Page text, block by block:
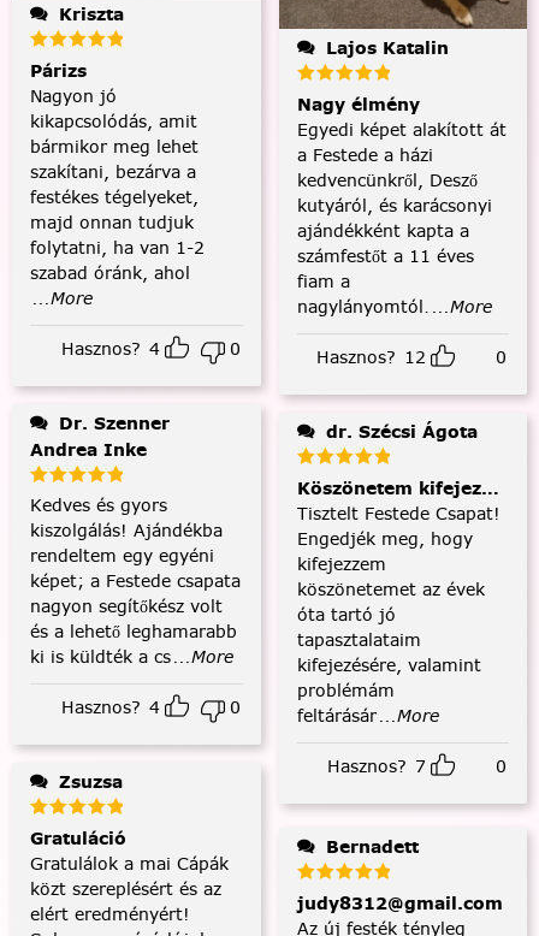
Kriszta
Párizs
Nagyon jó
kikapcsolódás, amit
bármikor meg lehet
szakítani, bezárva a
festékes tégelyeket,
majd onnan tudjuk
folytatni, ha van 1-2
szabad óránk, ahol
...More
Hasznos? 4 0
Andrea Inke
Kedves és gyors
kiszolgálás! Ajándékba
rendeltem egy egyéni
képet; a Festede csapata
nagyon segítőkész volt
és a lehető leghamarabb
ki is küldték a cs...More
Hasznos? 4 0
Zsuzsa
Gratuláció
Gratulálok a mai Cápák
közt szereplésért és az
elért eredményért!
Lajos Katalin
Nagy élmény
Egyedi képet alakított át
a Festede a házi
kedvencünkről, Desző
kutyáról, és karácsonyi
ajándékként kapta a
számfestőt a 11 éves
fiam a
nagylányomtól. ...More
Hasznos? 12 0
dr. Szécsi Ágota
Köszönetem kifejezése
Tisztelt Festede Csapat!
Engedjék meg, hogy
kifejezzem
köszönetemet az évek
óta tartó jó
tapasztalataim
kifejezésére, valamint
problémám
feltárásár...More
Hasznos? 7 0
Bernadett
judy8312@gmail.com
Az új festék tényleg